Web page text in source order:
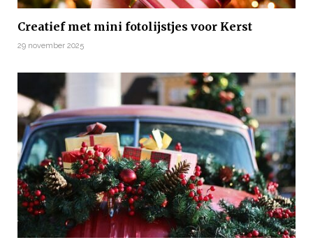
Creatief met mini fotolijstjes voor Kerst
29 november 2025